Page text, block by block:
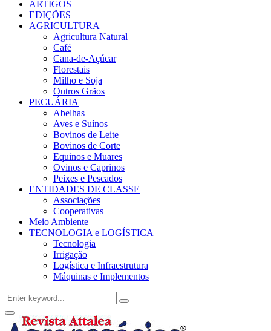
ARTIGOS
EDIÇÕES
AGRICULTURA
Agricultura Natural
Café
Cana-de-Açúcar
Florestais
Milho e Soja
Outros Grãos
PECUÁRIA
Abelhas
Aves e Suínos
Bovinos de Leite
Bovinos de Corte
Equinos e Muares
Ovinos e Caprinos
Peixes e Pescados
ENTIDADES DE CLASSE
Associações
Cooperativas
Meio Ambiente
TECNOLOGIA e LOGÍSTICA
Tecnologia
Irrigação
Logística e Infraestrutura
Máquinas e Implementos
Search
for:
Search
Facebook
Twitter
Instagram
Linkedin
Youtube
Email
Primary
Menu